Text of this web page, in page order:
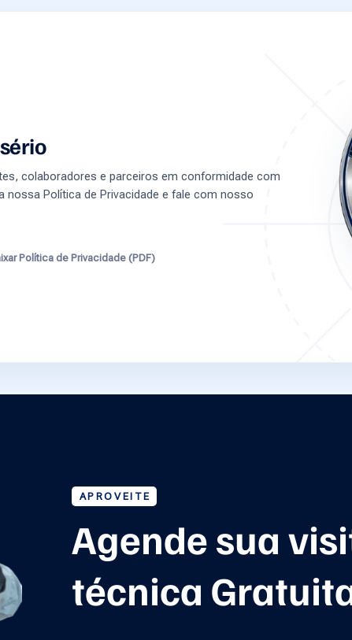
colaboradores e parceiros em conformidade com
nossa Política de Privacidade e fale com nosso
Política de Privacidade (PDF)
APROVEITE
Agende sua
técnica